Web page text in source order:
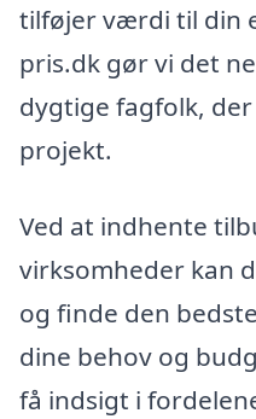
tilføjer værdi til din
pris.dk gør vi det
dygtige fagfolk,
projekt.
Ved at indhente
virksomheder kan
og finde den
dine behov og
få indsigt i